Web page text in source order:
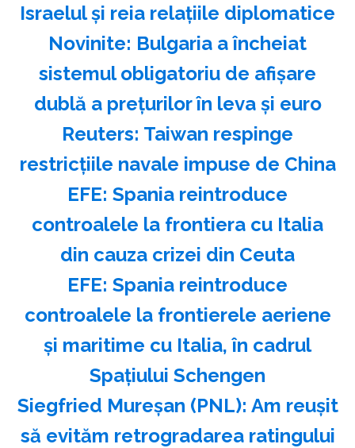
Israelul şi reia relaţiile diplomatice
Novinite: Bulgaria a încheiat
sistemul obligatoriu de afişare
dublă a preţurilor în leva şi euro
Reuters: Taiwan respinge
restricţiile navale impuse de China
EFE: Spania reintroduce
controalele la frontiera cu Italia
din cauza crizei din Ceuta
EFE: Spania reintroduce
controalele la frontierele aeriene
şi maritime cu Italia, în cadrul
Spaţiului Schengen
Siegfried Mureşan (PNL): Am reuşit
să evităm retrogradarea ratingului